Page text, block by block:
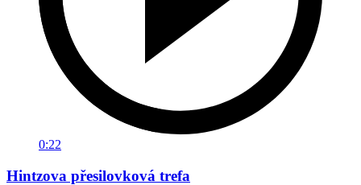
0:22
Hintzova přesilovková trefa